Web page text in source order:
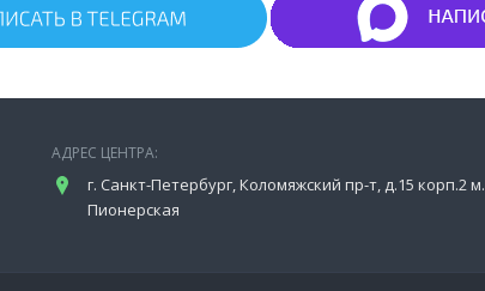
АДРЕС ЦЕНТРА:
г. Санкт-Петербург, Коломяжский пр-т, д.15 корп.2 м.
Пионерская